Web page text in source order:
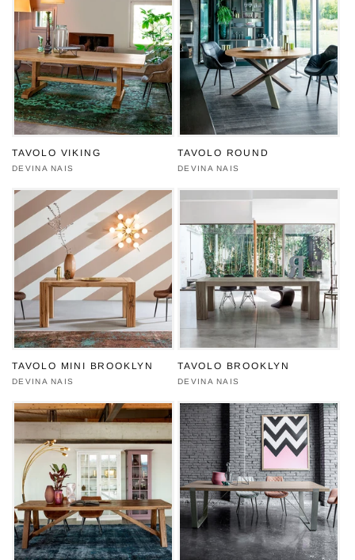
TAVOLO VIKING
Produttore:
DEVINA NAIS
TAVOLO ROUND
Produttore:
DEVINA NAIS
TAVOLO MINI BROOKLYN
Produttore:
DEVINA NAIS
TAVOLO BROOKLYN
Produttore:
DEVINA NAIS